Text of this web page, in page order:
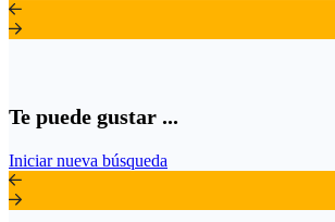
Te puede gustar ...
Iniciar nueva búsqueda